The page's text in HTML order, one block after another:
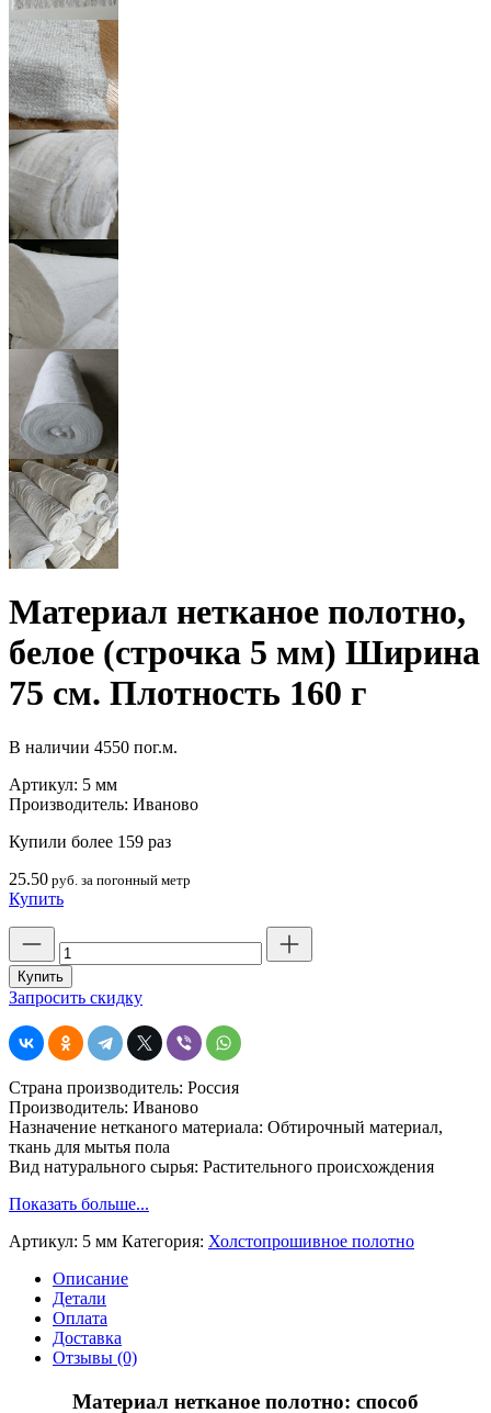
Материал нетканое полотно,
белое (строчка 5 мм) Ширина
75 см. Плотность 160 г
В наличии 4550 пог.м.
Артикул: 5 мм
Производитель: Иваново
Купили более 159 раз
25.50 руб. за погонный метр
Купить
товара
Материал
нетканое
белое
(строчка
мм)
Ширина
75
см.
Плотность
г
Купить
Запросить скидку
Страна производитель: Россия
Производитель: Иваново
Назначение нетканого материала: Обтирочный материал,
ткань для мытья пола
Вид натурального сырья: Растительного происхождения
Показать больше...
Артикул: 5 мм Категория: Холстопрошивное полотно
Описание
Детали
Оплата
Доставка
Отзывы (0)
Материал нетканое полотно: способ